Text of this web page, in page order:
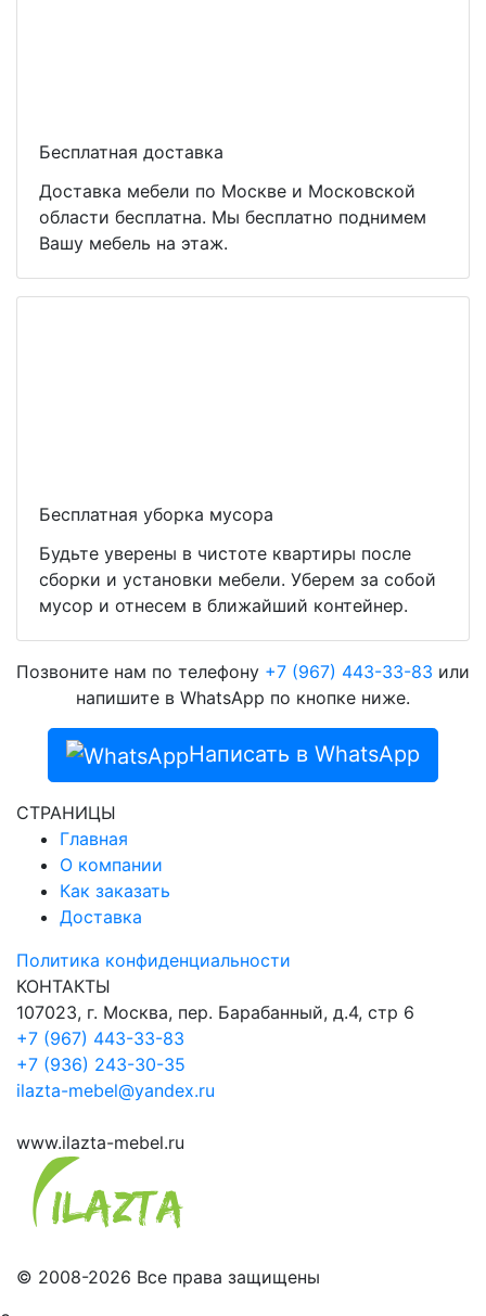
Бесплатная доставка
Доставка мебели по Москве и Московской
области бесплатна. Мы бесплатно поднимем
Вашу мебель на этаж.
Бесплатная уборка мусора
Будьте уверены в чистоте квартиры после
сборки и установки мебели. Уберем за собой
мусор и отнесем в ближайший контейнер.
Позвоните нам по телефону +7 (967) 443-33-83 или
напишите в WhatsApp по кнопке ниже.
Написать в WhatsApp
СТРАНИЦЫ
Главная
О компании
Как заказать
Доставка
Политика конфиденциальности
КОНТАКТЫ
107023, г. Москва, пер. Барабанный, д.4, стр 6
+7 (967) 443-33-83
+7 (936) 243-30-35
ilazta-mebel@yandex.ru
www.ilazta-mebel.ru
© 2008-2026 Все права защищены